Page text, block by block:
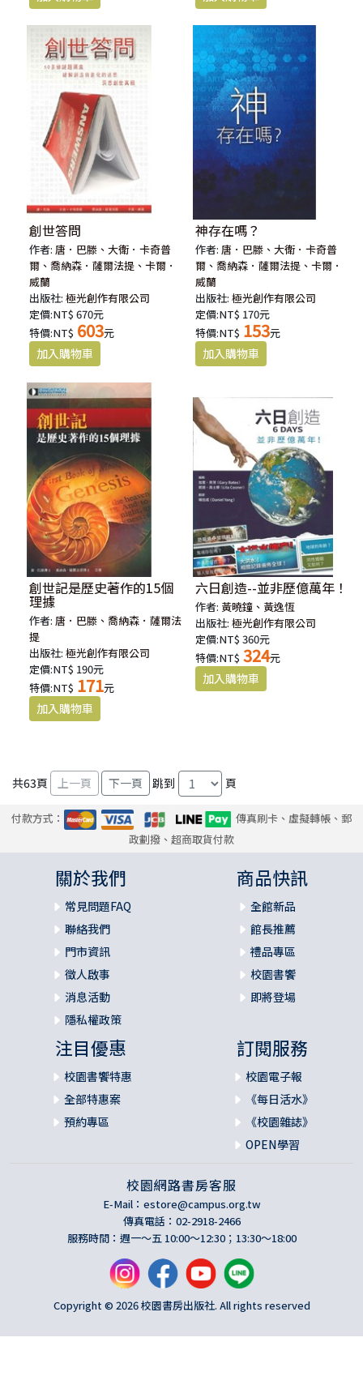
創世答問
作者:唐．巴滕、大衛．卡奇普
爾、喬納森．薩爾法提、卡爾．
威蘭
出版社:極光創作有限公司
定價:NT$ 670元
特價:NT$ 603元
神存在嗎？
作者:唐．巴滕、大衛．卡奇普
爾、喬納森．薩爾法提、卡爾．
威蘭
出版社:極光創作有限公司
定價:NT$ 170元
特價:NT$ 153元
創世記是歷史著作的15個
理據
作者:唐．巴滕、喬納森．薩爾法
提
出版社:極光創作有限公司
定價:NT$ 190元
特價:NT$ 171元
六日創造--並非歷億萬年！
作者: 黃曉鐘、黃逸恆
出版社:極光創作有限公司
定價:NT$ 360元
特價:NT$ 324元
共63頁 跳到 頁
付款方式：
傳真刷卡、虛擬轉帳、郵
政劃撥、超商取貨付款
關於我們
常見問題FAQ
聯絡我們
門市資訊
徵人啟事
消息活動
隱私權政策
商品快訊
全館新品
館長推薦
禮品專區
校園書饗
即將登場
注目優惠
校園書饗特惠
全部特惠案
預約專區
訂閱服務
校園電子報
《每日活水》
《校園雜誌》
OPEN學習
校園網路書房客服
E-Mail： estore@campus.org.tw
傳真電話：02-2918-2466
服務時間：週一～五 10:00～12:30；13:30～18:00
Copyright © 2026 校園書房出版社. All rights reserved